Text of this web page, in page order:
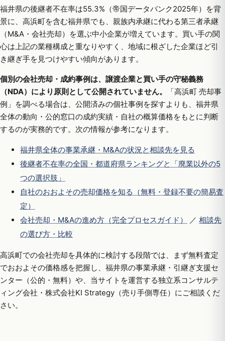
福井県の後継者不在率は55.3%（帝国データバンク2025年）を背
景に、高浜町を含む福井県でも、親族内承継に代わる第三者承継
（M&A・会社売却）を選ぶ中小企業が増えています。買い手の関
心は上記の業種構成と重なりやすく、地域に根ざした企業ほど引
き継ぎ手を見つけやすい傾向があります。
個別の会社売却・成約事例は、譲渡企業と買い手の守秘義務
（NDA）により原則として公開されていません。
「高浜町 売却事
例」を調べる場合は、公開済みの個社事例を探すよりも、福井県
全体の動向・公的窓口の成約実績・自社の概算価格をもとに判断
するのが実務的です。次の情報が参考になります。
福井県全体の事業承継・M&Aの状況と相談先を見る
後継者不在率の全国・都道府県ランキングと「廃業以外の5
つの選択肢」
自社のおおよその売却価格を知る（無料・登録不要の簡易査
定）
会社売却・M&Aの進め方（完全プロセスガイド）
／ 相談先
の選び方・比較
高浜町での会社売却を具体的に検討する段階では、まず無料査定
でおおよその価格感を把握し、福井県の事業承継・引継ぎ支援セ
ンター（公的・無料）や、当サイトを運営する独立系コンサルテ
ィング会社・株式会社KI Strategy（売り手側専任）にご相談くだ
さい。